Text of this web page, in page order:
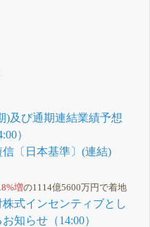
の継続に伴
するお知ら
報酬制度に
おける株式
取得に係る
に関するお
)及び通期連結業績予想
）
〔日本基準〕(連結)
増の1114億5600万円で着地
式インセンティブとし
知らせ（14:00）